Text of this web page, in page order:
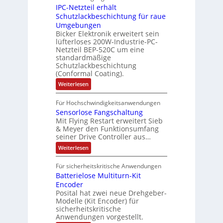
a
n
d
g
e
s
c
h
ä
f
t
l
e
k
t
r
i
s
c
h
e
t
o
m
a
t
i
o
g
e
w
e
s
z
i
e
l
e
S
P
N
i
l
l
i
o
n
e
n
A
r
b
e
i
t
s
k
f
t
e
o
m
a
t
i
o
n
e
x
p
a
n
d
i
e
r
f
e
r
m
o
d
u
l
e
m
i
t
2
u
n
d
4
0
A
IPC-Netzteil erhält
Schutzlackbeschichtung für raue
Umgebungen
Bicker Elektronik erweitert sein
lüfterloses 200W-Industrie-PC-
Netzteil BEP-520C um eine
standardmäßige
Schutzlackbeschichtung
(Conformal Coating).
Weiterlesen:
I
C
-
N
e
t
z
t
e
l
e
ä
l
t
S
Für Hochschwindigkeitsanwendungen
Sensorlose Fangschaltung
Mit Flying Restart erweitert Sieb
& Meyer den Funktionsumfang
seiner Drive Controller aus…
Weiterlesen:
S
n
s
l
o
s
e
Für sicherheitskritische Anwendungen
Batterielose Multiturn-Kit
Encoder
Posital hat zwei neue Drehgeber-
Modelle (Kit Encoder) für
sicherheitskritische
Anwendungen vorgestellt.